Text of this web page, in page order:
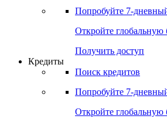
Попробуйте 7-
Откройте глобальную
Получить доступ
Кредиты
Поиск кредитов
Попробуйте 7-
Откройте глобальную